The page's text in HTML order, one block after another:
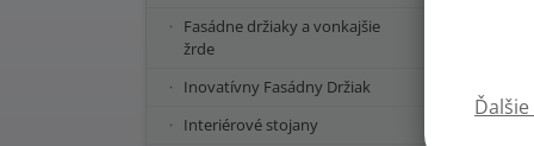
Fasádne držiaky a vonkajšie
žrde
Inovatívny Fasádny Držiak
Interiérové stojany